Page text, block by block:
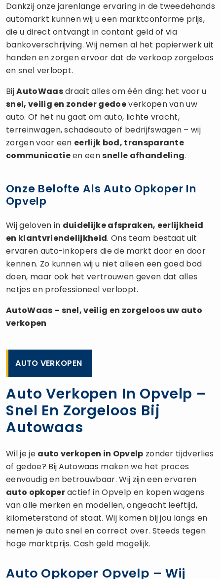
Dankzij onze jarenlange ervaring in de tweedehands
automarkt kunnen wij u een marktconforme prijs,
die u direct ontvangt in contant geld of via
bankoverschrijving. Wij nemen al het papierwerk uit
handen en zorgen ervoor dat de verkoop zorgeloos
en snel verloopt.
BijAutoWaasdraait alles om één ding: het voor u
snel, veilig en zonder gedoeverkopen van uw
auto. Of het nu gaat om auto, lichte vracht,
terreinwagen, schadeauto of bedrijfswagen – wij
zorgen voor een eerlijk bod, transparante
communicatieen eensnelle afhandeling.
Onze Belofte Als Auto Opkoper In
Opvelp
Wij geloven in duidelijke afspraken, eerlijkheid
en klantvriendelijkheid. Ons team bestaat uit
ervaren auto-inkopers die de markt door en door
kennen. Zo kunnen wij u niet alleen een goed bod
doen, maar ook het vertrouwen geven dat alles
netjes en professioneel verloopt.
AutoWaas – snel, veilig en zorgeloos uw auto
verkopen
AUTO VERKOPEN
Auto Verkopen In Opvelp –
Snel En Zorgeloos Bij
Autowaas
Wil je je auto verkopen in Opvelp zonder tijdverlies
of gedoe? Bij Autowaas maken we het proces
eenvoudig en betrouwbaar. Wij zijn een ervaren
auto opkoperactief in Opvelp en kopen wagens
van alle merken en modellen, ongeacht leeftijd,
kilometerstand of staat. Wij komen bij jou langs en
nemen je auto snel en correct over. Steeds tegen
hoge marktprijs. Cash geld mogelijk.
Auto Opkoper Opvelp – Wij